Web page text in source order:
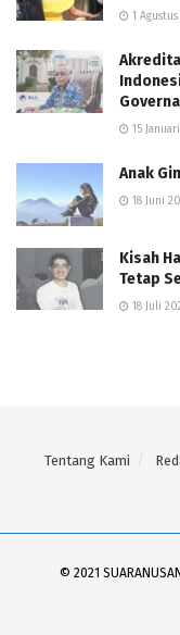
1 Agustus
15
Anak
18 Juni
Kisah
Tetap
18 Juli
Tentang Kami
© 2021